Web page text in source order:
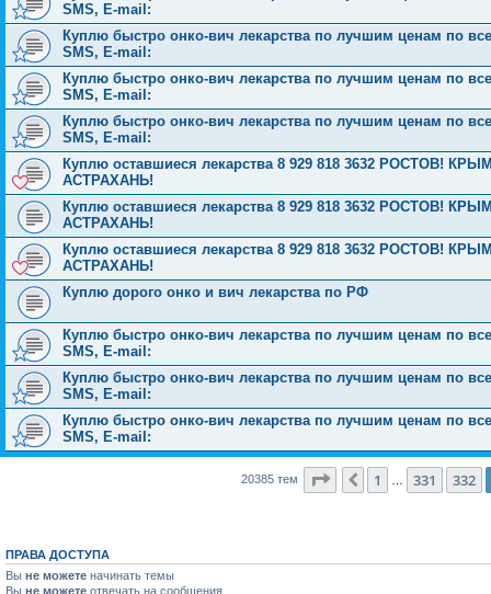
SMS, E-mail:
Куплю быстро онко-вич лекарства по лучшим ценам по
SMS, E-mail:
Куплю быстро онко-вич лекарства по лучшим ценам по
SMS, E-mail:
Куплю быстро онко-вич лекарства по лучшим ценам по
SMS, E-mail:
Куплю оставшиеся лекарства 8 929 818 3632 РОСТОВ!
АСТРАХАНЬ!
Куплю оставшиеся лекарства 8 929 818 3632 РОСТОВ!
АСТРАХАНЬ!
Куплю оставшиеся лекарства 8 929 818 3632 РОСТОВ!
АСТРАХАНЬ!
Куплю дорого онко и вич лекарства по РФ
Куплю быстро онко-вич лекарства по лучшим ценам по
SMS, E-mail:
Куплю быстро онко-вич лекарства по лучшим ценам по
SMS, E-mail:
Куплю быстро онко-вич лекарства по лучшим ценам по
SMS, E-mail:
20385 тем Страница 333из 816
Пред.
1 331 332
ПРАВА ДОСТУПА
Вы не можете начинать темы
Вы не можете отвечать на сообщения